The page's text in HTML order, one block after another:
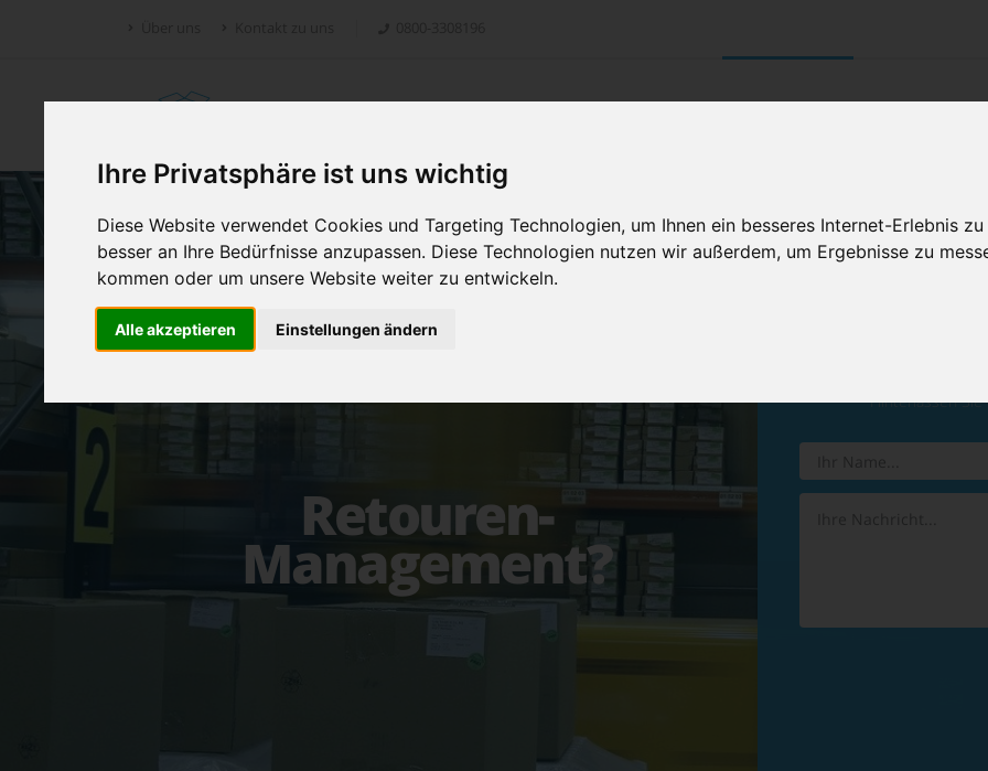
Ihre Privatsphäre ist uns wichtig
Diese Website verwendet Cookies und Targeting Technologien, um Ihnen ein besseres Internet-Erlebnis
besser an Ihre Bedürfnisse anzupassen. Diese Technologien nutzen wir außerdem, um Ergebnisse zu
kommen oder um unsere Website weiter zu entwickeln.
Alle akzeptieren Einstellungen ändern
Retoure.online
Retouren-
Management?
Hinterlassen